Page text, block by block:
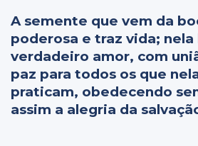
A semente que vem da
poderosa e traz vida;
verdadeiro amor, com
paz para todos os que
praticam, obedecendo
assim a alegria da